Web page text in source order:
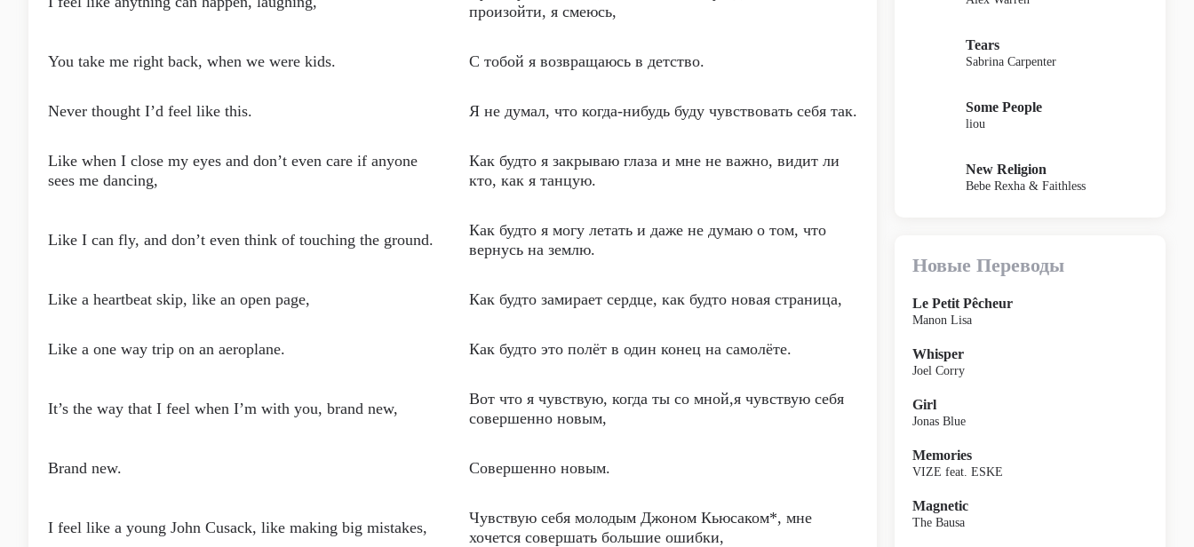
произойти, я смеюсь,
You take me right back, when we were kids. С тобой я возвращаюсь в детство.
Never thought I’d feel like this. Я не думал, что когда-нибудь буду чувствовать себя так.
Like when I close my eyes and don’t even care if anyone
sees me dancing,
Как будто я закрываю глаза и мне не важно, видит ли
кто, как я танцую.
Like I can fly, and don’t even think of touching the ground.
Как будто я могу летать и даже не думаю о том, что
вернусь на землю.
Like a heartbeat skip, like an open page, Как будто замирает сердце, как будто новая страница,
Like a one way trip on an aeroplane. Как будто это полёт в один конец на самолёте.
It’s the way that I feel when I’m with you, brand new,
Вот что я чувствую, когда ты со мной,я чувствую себя
совершенно новым,
Brand new. Совершенно новым.
I feel like a young John Cusack, like making big mistakes,
Чувствую себя молодым Джоном Кьюсаком*, мне
хочется совершать большие ошибки,
Tears
Sabrina Carpenter
Some People
liou
New Religion
Bebe Rexha & Faithless
Новые Переводы
Le Petit Pêcheur
Manon Lisa
Whisper
Joel Corry
Girl
Jonas Blue
Memories
VIZE feat. ESKE
Magnetic
The Bausa